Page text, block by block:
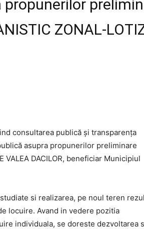
ZONAL-
consultarea publică și transparența
asupra propunerilor preliminare
VALEA DACILOR, beneficiar Municipiul
si realizarea, pe noul teren
locuire. Avand in vedere pozitia
individuala, se doreste dezvoltarea